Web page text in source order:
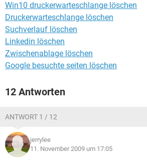
Win10 druckerwarteschlange löschen
Druckerwarteschlange löschen
Suchverlauf löschen
Linkedin löschen
Zwischenablage löschen
Google besuchte seiten löschen
12 Antworten
ANTWORT 1 / 12
jerrylee
11. November 2009 um 17:05